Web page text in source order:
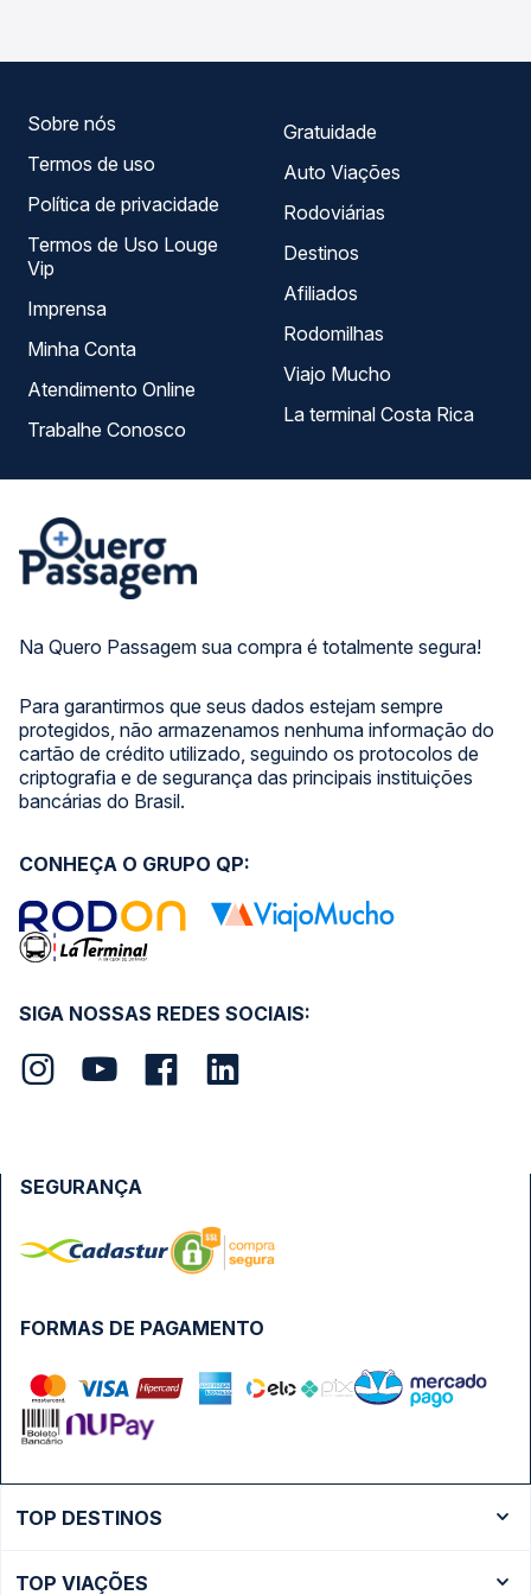
Na Quero Passagem sua compra é totalmente segura!
Para garantirmos que seus dados estejam sempre
protegidos, não armazenamos nenhuma informação do
cartão de crédito utilizado, seguindo os protocolos de
criptografia e de segurança das principais instituições
bancárias do Brasil.
Sobre nós
Termos de uso
Política de privacidade
Termos de Uso Louge
Vip
Imprensa
Minha Conta
Atendimento Online
Trabalhe Conosco
Gratuidade
Auto Viações
Rodoviárias
Destinos
Afiliados
Rodomilhas
Viajo Mucho
La terminal Costa Rica
SIGA NOSSAS REDES SOCIAIS:
CONHEÇA O GRUPO QP:
FORMAS DE PAGAMENTO
SEGURANÇA
TOP DESTINOS
TOP VIAÇÕES